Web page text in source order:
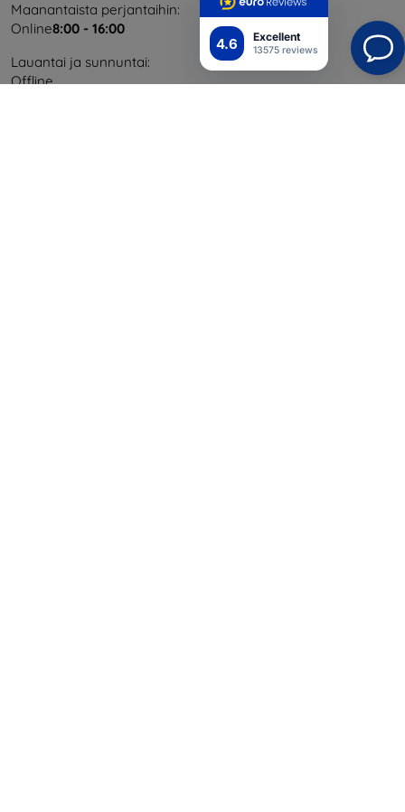
4.6 Excellent
13575 reviews
Maanantaista perjantaihin:
Online8:00 - 16:00
Lauantai ja sunnuntai:
Offline